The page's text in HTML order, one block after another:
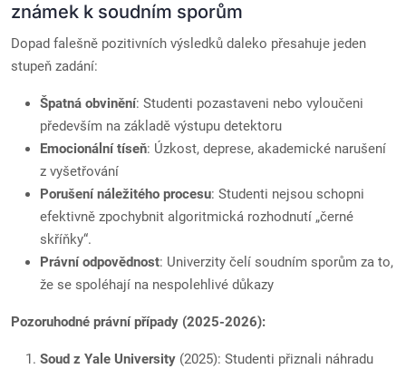
známek k soudním sporům
Dopad falešně pozitivních výsledků daleko přesahuje jeden
stupeň zadání:
Špatná obvinění: Studenti pozastaveni nebo vyloučeni
především na základě výstupu detektoru
Emocionální tíseň: Úzkost, deprese, akademické narušení
z vyšetřování
Porušení náležitého procesu: Studenti nejsou schopni
efektivně zpochybnit algoritmická rozhodnutí „černé
skříňky“.
Právní odpovědnost: Univerzity čelí soudním sporům za to,
že se spoléhají na nespolehlivé důkazy
Pozoruhodné právní případy (2025-2026):
Soud z Yale University (2025): Studenti přiznali náhradu